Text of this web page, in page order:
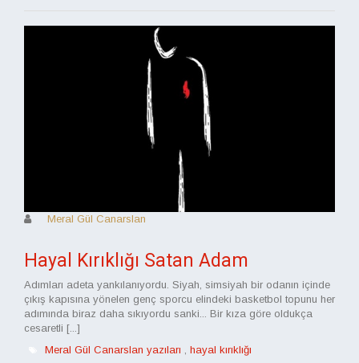
Meral Gül Canarslan
Hayal Kırıklığı Satan Adam
Adımları adeta yankılanıyordu. Siyah, simsiyah bir odanın içinde
çıkış kapısına yönelen genç sporcu elindeki basketbol topunu her
adımında biraz daha sıkıyordu sanki... Bir kıza göre oldukça
cesaretli [...]
Meral Gül Canarslan yazıları , hayal kırıklığı